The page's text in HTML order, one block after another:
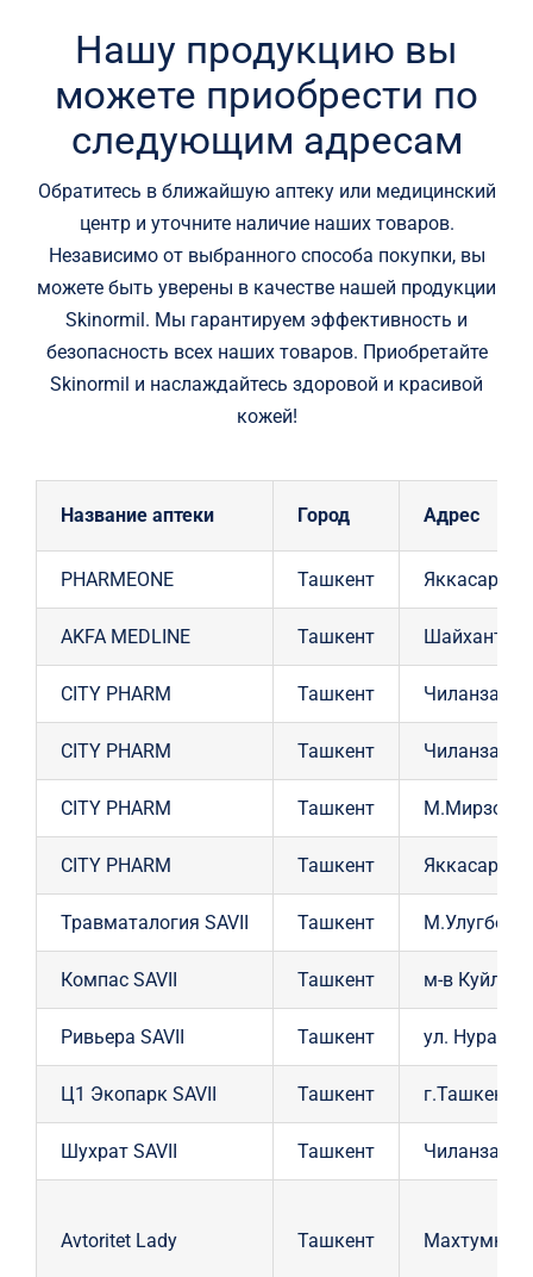
Нашу продукцию вы
можете приобрести по
следующим адресам
Обратитесь в ближайшую аптеку или медицинский
центр и уточните наличие наших товаров.
Независимо от выбранного способа покупки, вы
можете быть уверены в качестве нашей продукции
Skinormil. Мы гарантируем эффективность и
безопасность всех наших товаров. Приобретайте
Skinormil и наслаждайтесь здоровой и красивой
кожей!
Название аптеки Город Адрес
PHARMEONE Ташкент
AKFA MEDLINE Ташкент
CITY PHARM Ташкент
CITY PHARM Ташкент
CITY PHARM Ташкент
CITY PHARM Ташкент
Травматалогия SAVII Ташкент
Компас SAVII Ташкент м-в
Ривьера SAVII Ташкент ул.
Ц1 Экопарк SAVII Ташкент г.Ташкент,
Шухрат SAVII Ташкент
Avtoritet Lady Ташкент